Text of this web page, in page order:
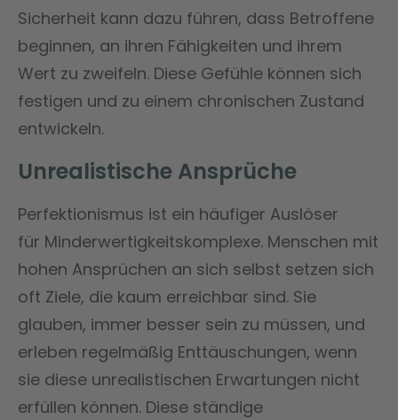
Sicherheit kann dazu führen, dass Betroffene
beginnen, an ihren Fähigkeiten und ihrem
Wert zu zweifeln. Diese Gefühle können sich
festigen und zu einem chronischen Zustand
entwickeln​.
Unrealistische Ansprüche
Perfektionismus ist ein häufiger Auslöser
für Minderwertigkeitskomplexe. Menschen mit
hohen Ansprüchen an sich selbst setzen sich
oft Ziele, die kaum erreichbar sind. Sie
glauben, immer besser sein zu müssen, und
erleben regelmäßig Enttäuschungen, wenn
sie diese unrealistischen Erwartungen nicht
erfüllen können. Diese ständige